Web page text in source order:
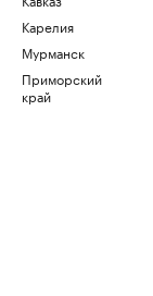
Карелия
Мурманск
Приморский
край